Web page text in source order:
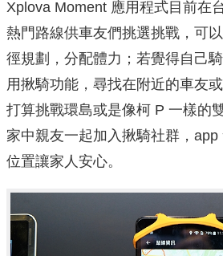
Xplova Moment 應用程式目前在
熱門路線供車友們挑選挑戰，可
徑規劃，分配體力；若覺得自己
用揪騎功能，尋找在附近的車友
打算挑戰環島或是像柯 P 一樣的
家中親友一起加入揪騎社群，
位置讓家人安心。